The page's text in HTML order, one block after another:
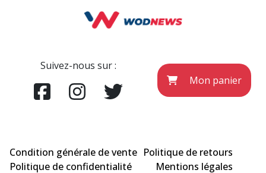
Suivez-nous sur :
Mon panier
Condition générale de vente Politique de retours
Politique de confidentialité
Mentions légales